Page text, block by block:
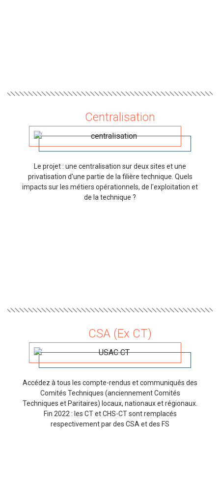
Centralisation
Le projet : une centralisation sur deux sites et une
privatisation d'une partie de la filière technique. Quels
impacts sur les métiers opérationnels, de l'exploitation et
de la technique ?
CSA (Ex CT)
Accédez à tous les compte-rendus et communiqués des
Comités Techniques (anciennement Comités
Techniques et Paritaires) locaux, nationaux et régionaux.
Fin 2022 : les CT et CHS-CT sont remplacés
respectivement par des CSA et des FS